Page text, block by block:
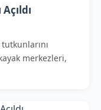
merkezleri,